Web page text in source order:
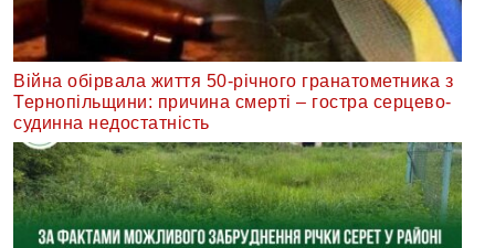
Війна обірвала життя 50-річного гранатометника з
Тернопільщини: причина смерті – гостра серцево-
судинна недостатність